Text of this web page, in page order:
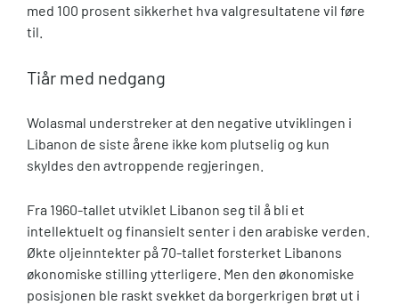
med 100 prosent sikkerhet hva valgresultatene vil føre
til.
Tiår med nedgang
Wolasmal understreker at den negative utviklingen i
Libanon de siste årene ikke kom plutselig og kun
skyldes den avtroppende regjeringen.
Fra 1960-tallet utviklet Libanon seg til å bli et
intellektuelt og finansielt senter i den arabiske verden.
Økte oljeinntekter på 70-tallet forsterket Libanons
økonomiske stilling ytterligere. Men den økonomiske
posisjonen ble raskt svekket da borgerkrigen brøt ut i